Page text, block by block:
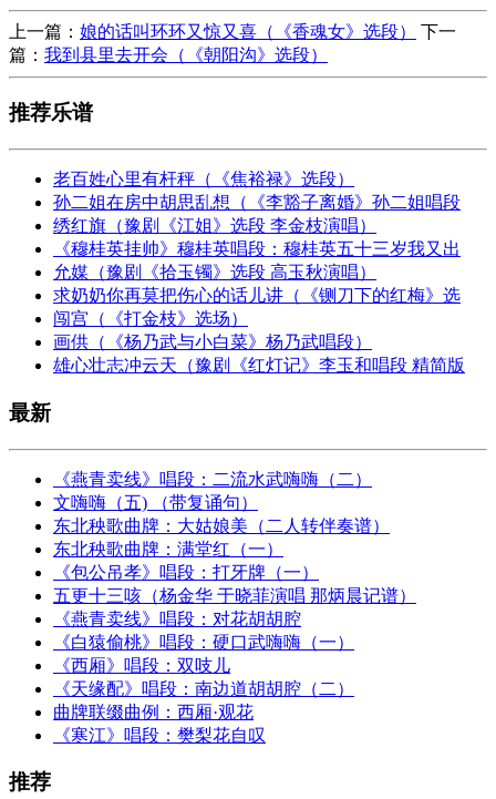
上一篇： 娘的话叫环环又惊又喜（《香魂女》选段）
下一
篇： 我到县里去开会（《朝阳沟》选段）
推荐乐谱
老百姓心里有杆秤（《焦裕禄》选段）
孙二姐在房中胡思乱想（《李豁子离婚》孙二姐唱段
绣红旗（豫剧《江姐》选段 李金枝演唱）
《穆桂英挂帅》穆桂英唱段：穆桂英五十三岁我又出
允媒（豫剧《拾玉镯》选段 高玉秋演唱）
求奶奶你再莫把伤心的话儿讲（《铡刀下的红梅》选
闯宫（《打金枝》选场）
画供（《杨乃武与小白菜》杨乃武唱段）
雄心壮志冲云天（豫剧《红灯记》李玉和唱段 精简版
最新
《燕青卖线》唱段：二流水武嗨嗨（二）
文嗨嗨（五) （带复诵句）
东北秧歌曲牌：大姑娘美（二人转伴奏谱）
东北秧歌曲牌：满堂红（一）
《包公吊孝》唱段：打牙牌（一）
五更十三咳（杨金华 于晓菲演唱 那炳晨记谱）
《燕青卖线》唱段：对花胡胡腔
《白猿偷桃》唱段：硬口武嗨嗨（一）
《西厢》唱段：双吱儿
《天缘配》唱段：南边道胡胡腔（二）
曲牌联缀曲例：西厢·观花
《寒江》唱段：樊梨花自叹
推荐